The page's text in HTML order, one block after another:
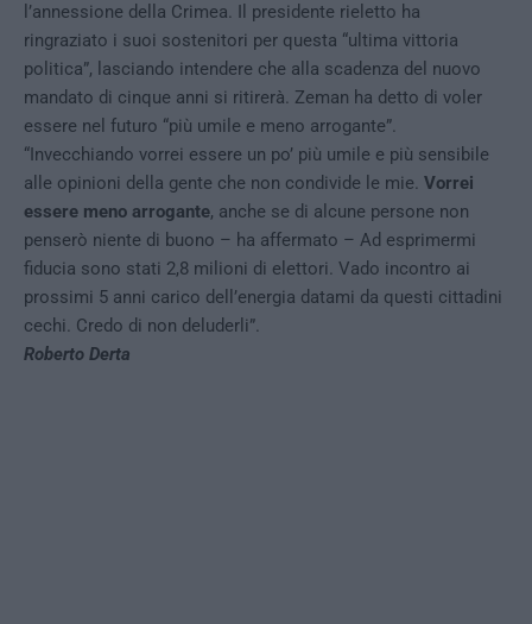
l’annessione della Crimea. Il presidente rieletto ha
ringraziato i suoi sostenitori per questa “ultima vittoria
politica”, lasciando intendere che alla scadenza del nuovo
mandato di cinque anni si ritirerà. Zeman ha detto di voler
essere nel futuro “più umile e meno arrogante”.
“Invecchiando vorrei essere un po’ più umile e più sensibile
alle opinioni della gente che non condivide le mie. Vorrei
essere meno arrogante, anche se di alcune persone non
penserò niente di buono – ha affermato – Ad esprimermi
fiducia sono stati 2,8 milioni di elettori. Vado incontro ai
prossimi 5 anni carico dell’energia datami da questi cittadini
cechi. Credo di non deluderli”.
Roberto Derta